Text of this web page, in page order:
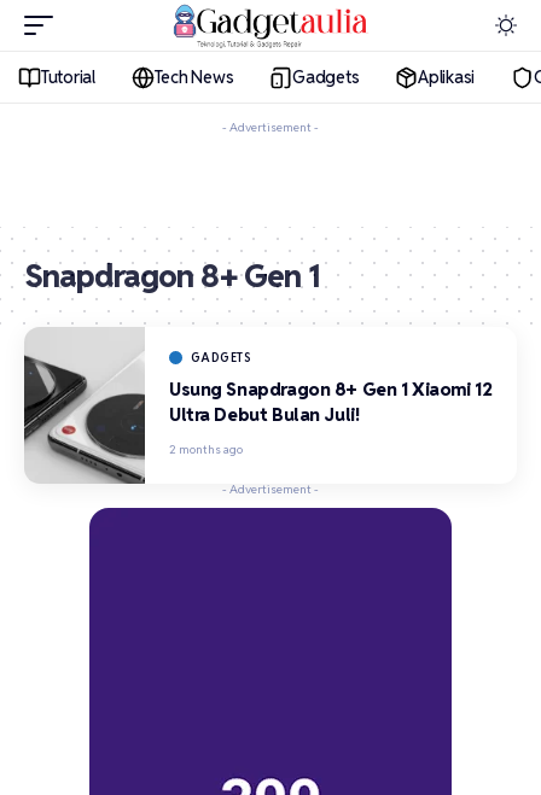
Tutorial Tech News Gadgets Aplikasi
- Advertisement -
Snapdragon 8+ Gen 1
GADGETS
Usung Snapdragon 8+ Gen 1 Xiaomi 12
Ultra Debut Bulan Juli!
2 months ago
- Advertisement -